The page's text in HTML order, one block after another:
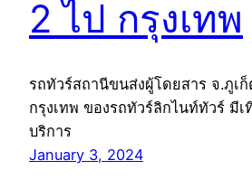
2 ไป กรุงเทพ
รถทัวร์สถานีขนส่งผู้โดยสาร จ.ภูเ
กรุงเทพ ของรถทัวร์ลิกไนท์ทัวร์ มีเ
บริการ
January 3, 2024